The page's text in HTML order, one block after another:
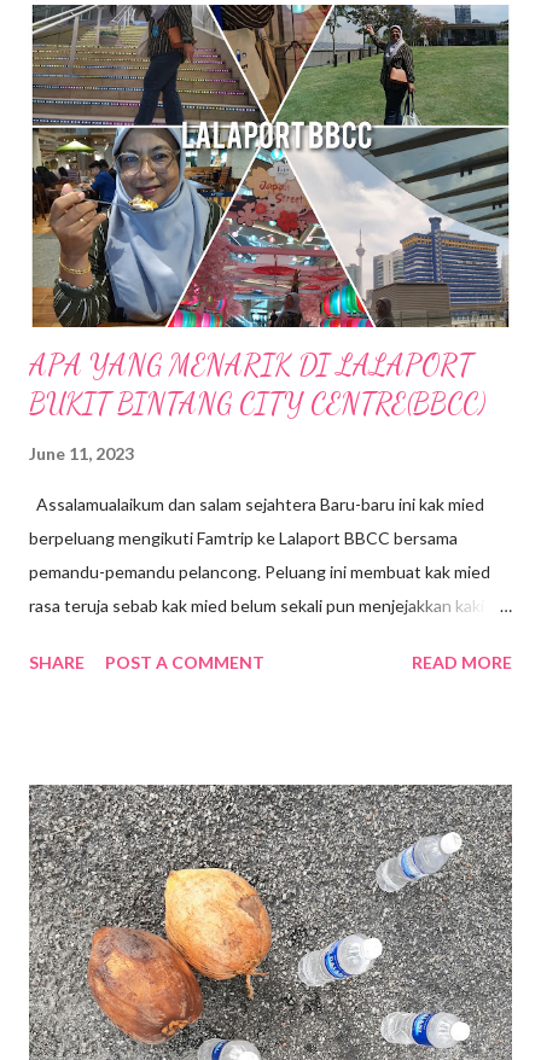
kabin pertama di Batu Kurau. Berhampiran Gunung Sempeneh ,
sungai dan hutan sudah tentu menjanjikan penginapan yang
nyaman dan dekat dengan alam semulajadi . Ketika k.mied tiba di
Sempeneh Riverfront, hujan turun dengan lebat sekali, sungai
berhampiran chalet yang tadinya tenang kini di melimpah dengan
air dari bukit. Bila air semakin deras kedengaran siren amaran di
bunyikan untuk memberi amaran pada pengunjung supaya j...
APA YANG MENARIK DI LALAPORT
BUKIT BINTANG CITY CENTRE(BBCC)
June 11, 2023
Assalamualaikum dan salam sejahtera Baru-baru ini kak mied
berpeluang mengikuti Famtrip ke Lalaport BBCC bersama
pemandu-pemandu pelancong. Peluang ini membuat kak mied
rasa teruja sebab kak mied belum sekali pun menjejakkan kaki ke
Terletak di tengah-tengah Bandar, kawasan Bukit Bintang.
masuk atau pintu gerbang Penjara Pudu masih dikekalkan
sebagai tinggalan sejarah lalu. Mall ini mengenengahkan konsep
" Modern Simplicity" yang sinonim dengan tradisi Jepun dengan
gabungan fasiliti komersial, pejabat , kediaman, hotel dan lain-
lain. Merupakan fasiliti luar negara yang pertama di Asia
Tenggara oleh Mitsui Fudosan Co. Ltd.(Mitsui Fudosan) .
Terdapat 400 kedai untuk penyewaaan di Mall ini, serta
penampilan kedai-keda...
SHARE POST A COMMENT READ MORE